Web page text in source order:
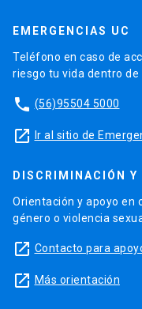
EMERGENCIAS UC
Teléfono en caso de
riesgo tu vida dentro de
phone (56)95504 5000
launch Ir al sitio de
DISCRIMINACIÓN Y
Orientación y apoyo en
género o violencia
launch Contacto para
launch Más orientación